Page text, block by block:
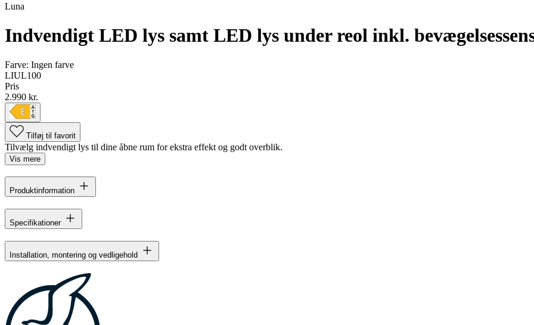
Luna
Indvendigt LED lys samt LED lys under reol inkl.
Farve: Ingen farve
LIUL100
Pris
2.990 kr.
Tilføj til favorit
Tilvælg indvendigt lys til dine åbne rum for ekstra effekt og godt overblik.
Vis mere
Produktinformation
Specifikationer
Installation, montering og vedligehold